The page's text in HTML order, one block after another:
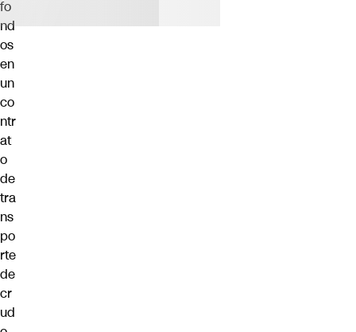
fo
nd
os
en
un
co
ntr
at
o
de
tra
ns
po
rte
de
cr
ud